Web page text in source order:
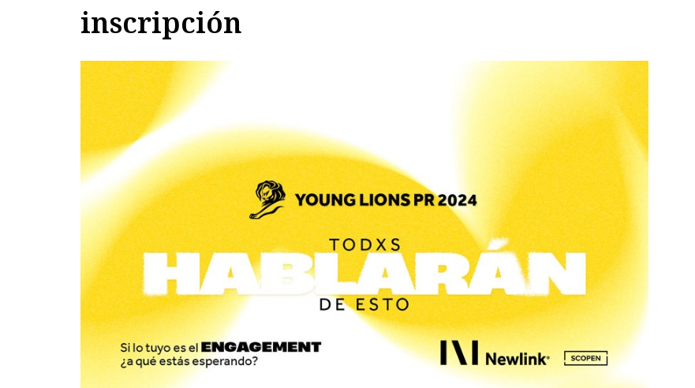
inscripción